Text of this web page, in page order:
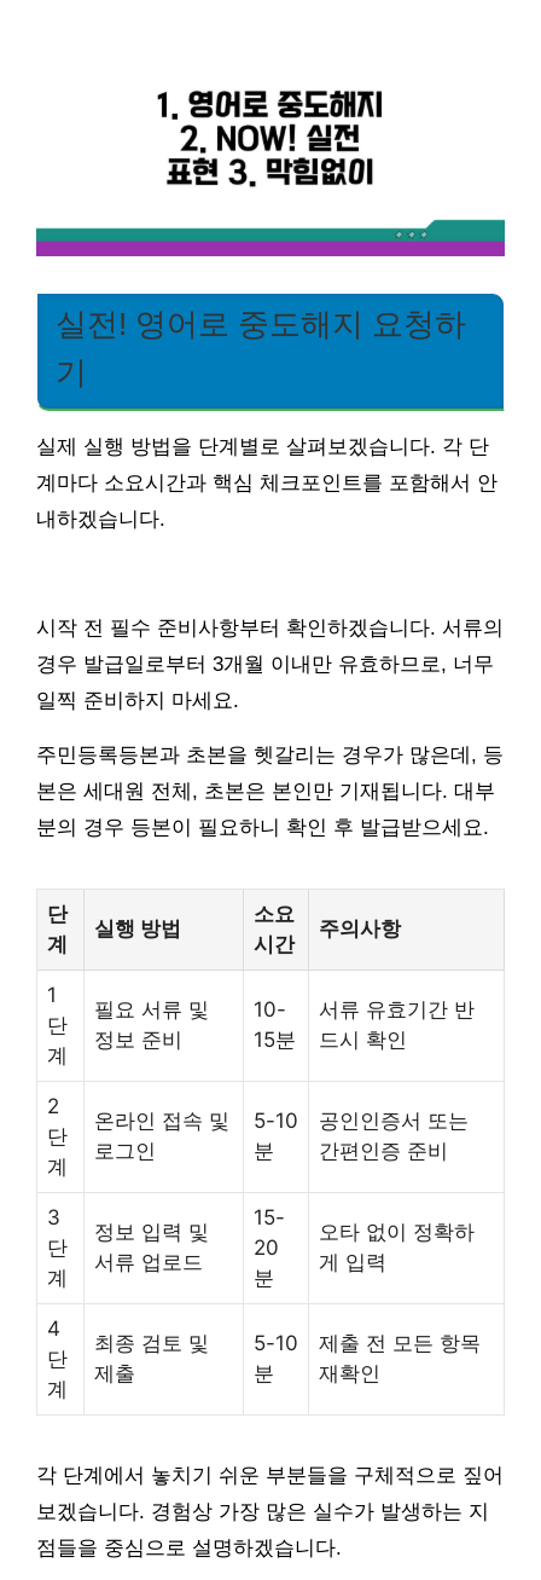
실전! 영어로 중도해지 요청하
기
실제 실행 방법을 단계별로 살펴보겠습니다. 각 단
계마다 소요시간과 핵심 체크포인트를 포함해서 안
내하겠습니다.
시작 전 필수 준비사항부터 확인하겠습니다. 서류의
경우 발급일로부터 3개월 이내만 유효하므로, 너무
일찍 준비하지 마세요.
주민등록등본과 초본을 헷갈리는 경우가 많은데, 등
본은 세대원 전체, 초본은 본인만 기재됩니다. 대부
분의 경우 등본이 필요하니 확인 후 발급받으세요.
단
계
실행 방법
소요
시간
주의사항
1
단
계
필요 서류 및
정보 준비
10-
15분
서류 유효기간 반
드시 확인
2
단
계
온라인 접속 및
로그인
5-10
분
공인인증서 또는
간편인증 준비
3
단
계
정보 입력 및
서류 업로드
15-
20
분
오타 없이 정확하
게 입력
4
단
계
최종 검토 및
제출
5-10
분
제출 전 모든 항목
재확인
각 단계에서 놓치기 쉬운 부분들을 구체적으로 짚어
보겠습니다. 경험상 가장 많은 실수가 발생하는 지
점들을 중심으로 설명하겠습니다.